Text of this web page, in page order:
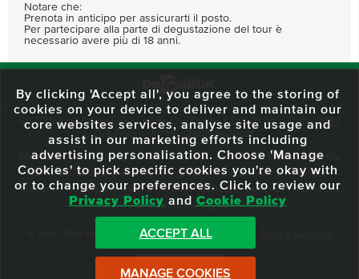
Notare che:
Prenota in anticipo per assicurarti il posto.
Per partecipare alla parte di degustazione del tour è
necessario avere più di 18 anni.
59 O'Connell Street Upper, North City, Dublin 1, D01 RX04 Call:+353 1
703 3024
Email: info@dodublin.ie
We've been entertaining visitors to our town since 1988. We're part of the
fabric of Dublin City and we take great pride in delivering a real and
authentic tour experience to all of our visitors, one steeped in history but
one that also celebrates the city as she evolves.
© 2013 - 2026 DoDublin. All Rights Reserved.
By clicking 'Accept all', you agree to the storing of
cookies on your device to deliver and maintain our
core websites services, analyse site usage and
assist in our marketing efforts including
advertising personalisation. Choose 'Manage
Cookies' to pick specific cookies you're okay with
or to change your preferences. Click to review our
Privacy Policy and Cookie Policy
ACCEPT ALL
MANAGE COOKIES